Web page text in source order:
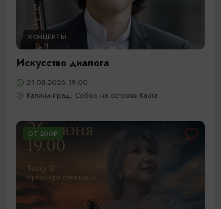
КОНЦЕРТЫ
Искусство диалога
21.08.2026 19:00
Калининград, Собор на острове Канта
ОТ 200₽